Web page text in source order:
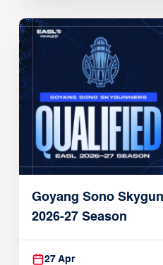
Goyang Sono
2026-27 Season
27 Apr